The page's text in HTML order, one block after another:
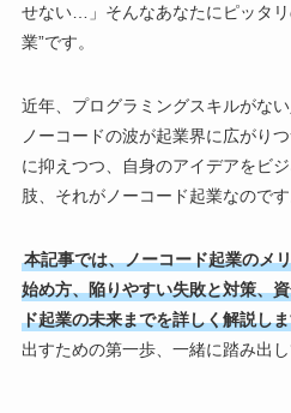
せない…」そんなあなたにピッタ
業”です。
近年、プログラミングスキルがな
ノーコードの波が起業界に広がり
に抑えつつ、自身のアイデアをビ
肢、それがノーコード起業なのです
本記事では、ノーコード起業のメ
始め方、陥りやすい失敗と対策、
ド起業の未来までを詳しく解説し
出すための第一歩、一緒に踏み出